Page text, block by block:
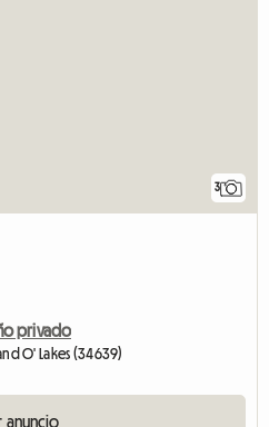
3
privado
O' Lakes (34639)
anuncio